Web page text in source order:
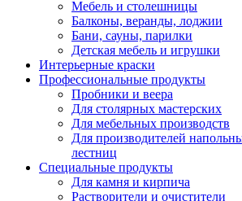
Мебель и столешницы
Балконы, веранды, лоджии
Бани, сауны, парилки
Детская мебель и игрушки
Интерьерные краски
Профессиональные продукты
Пробники и веера
Для столярных мастерских
Для мебельных производств
Для производителей
лестниц
Специальные продукты
Для камня и кирпича
Растворители и очистители